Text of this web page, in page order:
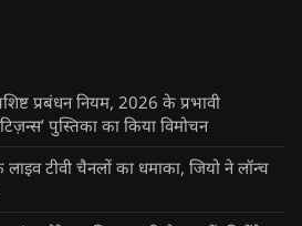
प्रबंधन नियम, 2026 के प्रभावी
पुस्तिका का किया विमोचन
टीवी चैनलों का धमाका, जियो ने लॉन्च